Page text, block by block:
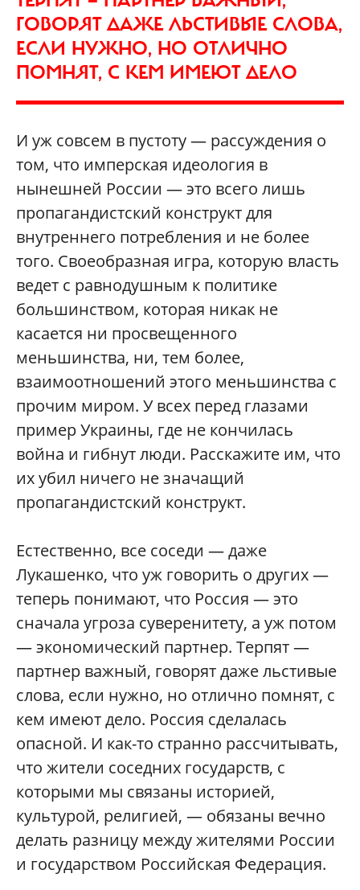
ГОВОРЯТ ДАЖЕ ЛЬСТИВЫЕ СЛОВА,
ЕСЛИ НУЖНО, НО ОТЛИЧНО
ПОМНЯТ, С КЕМ ИМЕЮТ ДЕЛО
И уж совсем в пустоту — рассуждения о
том, что имперская идеология в
нынешней России — это всего лишь
пропагандистский конструкт для
внутреннего потребления и не более
того. Своеобразная игра, которую власть
ведет с равнодушным к политике
большинством, которая никак не
касается ни просвещенного
меньшинства, ни, тем более,
взаимоотношений этого меньшинства с
прочим миром. У всех перед глазами
пример Украины, где не кончилась
война и гибнут люди. Расскажите им, что
их убил ничего не значащий
пропагандистский конструкт.
Естественно, все соседи — даже
Лукашенко, что уж говорить о других —
теперь понимают, что Россия — это
сначала угроза суверенитету, а уж потом
— экономический партнер. Терпят —
партнер важный, говорят даже льстивые
слова, если нужно, но отлично помнят, с
кем имеют дело. Россия сделалась
опасной. И как-то странно рассчитывать,
что жители соседних государств, с
которыми мы связаны историей,
культурой, религией, — обязаны вечно
делать разницу между жителями России
и государством Российская Федерация.